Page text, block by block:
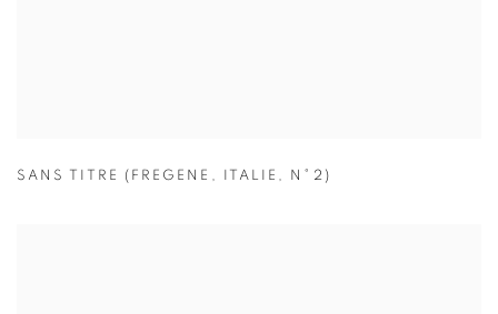
SANS TITRE (FREGENE , ITALIE , N°2)